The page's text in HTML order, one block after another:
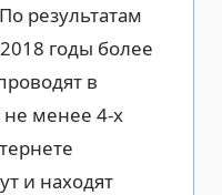
результатам
годы более
в
не менее 4-х
и находят